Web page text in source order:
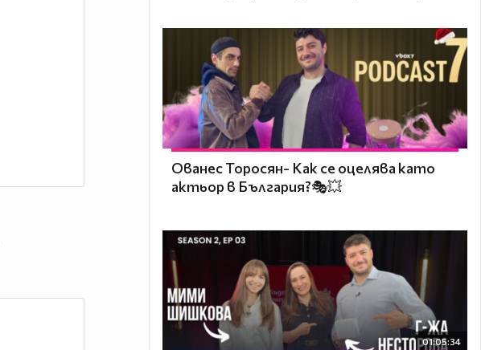
Ованес Торосян- Как се оцелява като
актьор в България?🎭💥
01:05:34